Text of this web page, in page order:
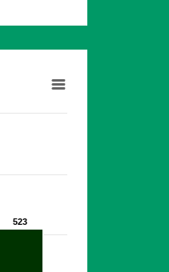
523
523